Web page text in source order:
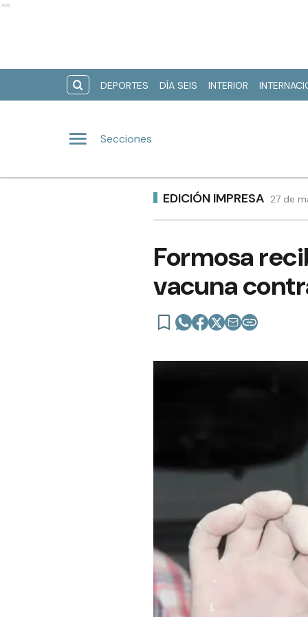
Ads
DEPORTES DÍA SEIS INTERIOR
Secciones
EDICIÓN IMPRESA 27 de
Formosa
vacuna